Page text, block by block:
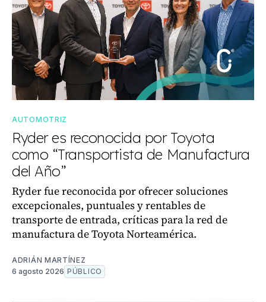
AUTOMOTRIZ
Ryder es reconocida por Toyota
como “Transportista de Manufactura
del Año”
Ryder fue reconocida por ofrecer soluciones
excepcionales, puntuales y rentables de
transporte de entrada, críticas para la red de
manufactura de Toyota Norteamérica.
ADRIÁN MARTÍNEZ
6 agosto 2026 PÚBLICO